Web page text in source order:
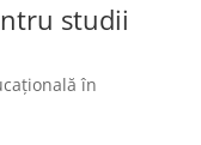
studii
în